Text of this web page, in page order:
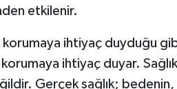
etkilenir.
korumaya ihtiyaç duyduğu
ihtiyaç duyar.
Gerçek sağlık;